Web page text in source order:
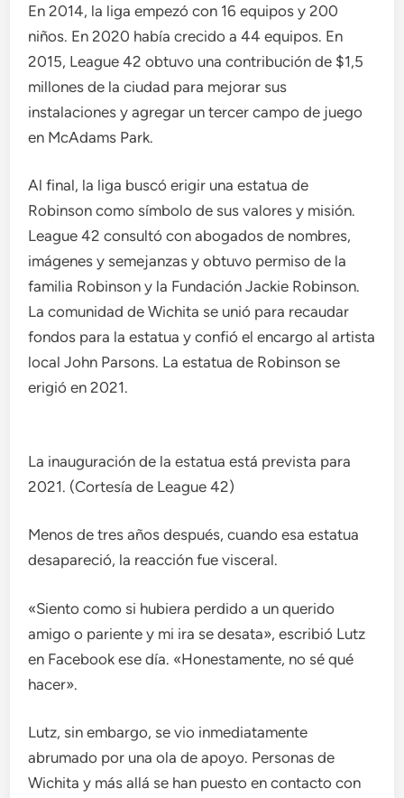
En 2014, la liga empezó con 16 equipos y 200
niños. En 2020 había crecido a 44 equipos. En
2015, League 42 obtuvo una contribución de $1,5
millones de la ciudad para mejorar sus
instalaciones y agregar un tercer campo de juego
en McAdams Park.
Al final, la liga buscó erigir una estatua de
Robinson como símbolo de sus valores y misión.
League 42 consultó con abogados de nombres,
imágenes y semejanzas y obtuvo permiso de la
familia Robinson y la Fundación Jackie Robinson.
La comunidad de Wichita se unió para recaudar
fondos para la estatua y confió el encargo al artista
local John Parsons. La estatua de Robinson se
erigió en 2021.
La inauguración de la estatua está prevista para
2021. (Cortesía de League 42)
Menos de tres años después, cuando esa estatua
desapareció, la reacción fue visceral.
«Siento como si hubiera perdido a un querido
amigo o pariente y mi ira se desata», escribió Lutz
en Facebook ese día. «Honestamente, no sé qué
hacer».
Lutz, sin embargo, se vio inmediatamente
abrumado por una ola de apoyo. Personas de
Wichita y más allá se han puesto en contacto con